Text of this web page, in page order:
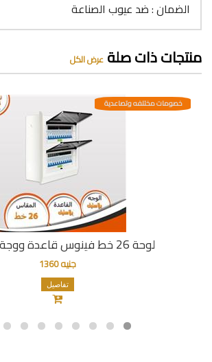
الضمان : ضد عيوب الصناعة
منتجات ذات صلة عرض الكل
لوحة 26 خط فينوس قاعدة ووجة بلاستيك
خصومات مختلفه وتصاعدية
جنيه 1360
تفاصيل